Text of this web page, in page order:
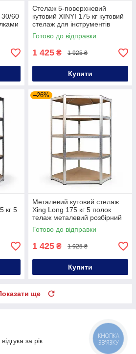
30/60
Стелаж 5-поверхневий
кутовий XINYI 175 кг кутовий
стелаж для інструментів
металевий стелаж для
зберігання
Готово до відправки
1 425 ₴ 1 925 ₴
Купити
кг 5
–26%
Металевий кутовий стелаж
Xing Long 175 кг 5 полок
телаж металевий розбірний
кутовий офісний стелаж
Готово до відправки
1 425 ₴ 1 925 ₴
Купити
ще
за рік
КНОПКА
ЗВ'ЯЗКУ